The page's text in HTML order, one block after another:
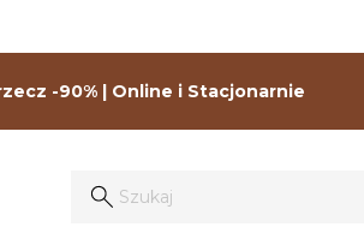
-90% | Online i Stacjonarnie